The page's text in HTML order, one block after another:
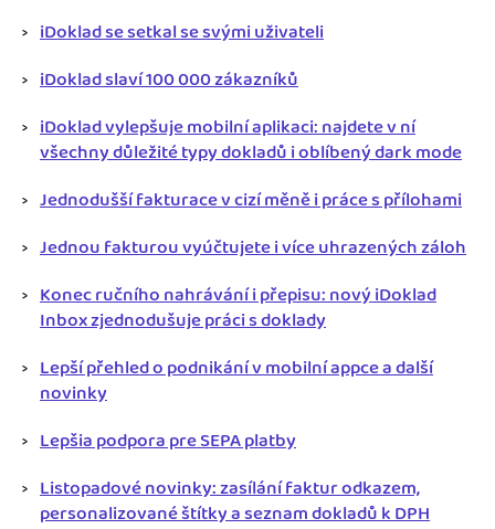
iDoklad se setkal se svými uživateli
iDoklad slaví 100 000 zákazníků
iDoklad vylepšuje mobilní aplikaci: najdete v ní
všechny důležité typy dokladů i oblíbený dark mode
Jednodušší fakturace v cizí měně i práce s přílohami
Jednou fakturou vyúčtujete i více uhrazených záloh
Konec ručního nahrávání i přepisu: nový iDoklad
Inbox zjednodušuje práci s doklady
Lepší přehled o podnikání v mobilní appce a další
novinky
Lepšia podpora pre SEPA platby
Listopadové novinky: zasílání faktur odkazem,
personalizované štítky a seznam dokladů k DPH